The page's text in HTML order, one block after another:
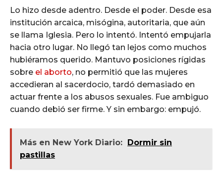
Lo hizo desde adentro. Desde el poder. Desde esa
institución arcaica, misógina, autoritaria, que aún
se llama Iglesia. Pero lo intentó. Intentó empujarla
hacia otro lugar. No llegó tan lejos como muchos
hubiéramos querido. Mantuvo posiciones rígidas
sobre el aborto, no permitió que las mujeres
accedieran al sacerdocio, tardó demasiado en
actuar frente a los abusos sexuales. Fue ambiguo
cuando debió ser firme. Y sin embargo: empujó.
Más en New York Diario: Dormir sin
pastillas